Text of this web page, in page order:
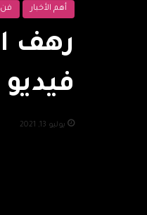
أهم الأخبار
رهف
يوليو 13, 2021